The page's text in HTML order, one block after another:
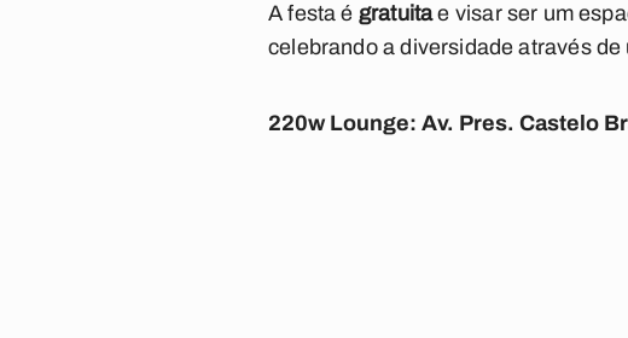
A festa é gratuitae visar ser um
celebrando a diversidade através
220w Lounge: Av. Pres. Castelo